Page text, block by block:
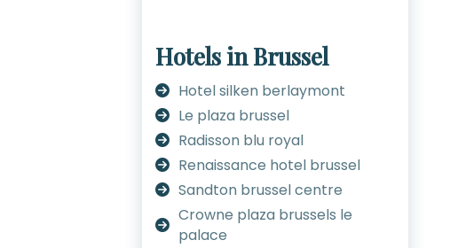
Hotels in Brussel
Hotel silken berlaymont
Le plaza brussel
Radisson blu royal
Renaissance hotel brussel
Sandton brussel centre
Crowne plaza brussels le
palace